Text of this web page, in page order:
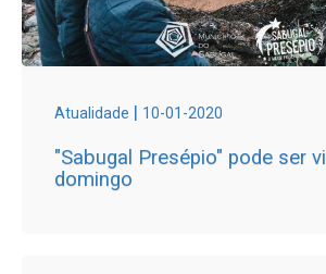
Atualidade | 10-01-2020
"Sabugal Presépio" pode ser
domingo